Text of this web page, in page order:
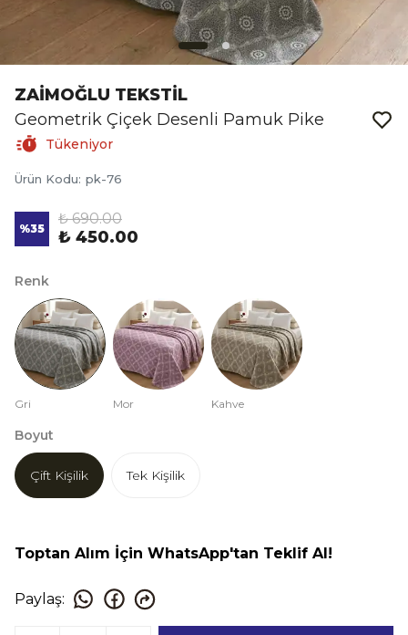
ZAİMOĞLU TEKSTİL
Geometrik Çiçek Desenli Pamuk Pike
Tükeniyor
Ürün Kodu: pk-76
%35
₺ 690.00
₺ 450.00
Renk
Gri Mor Kahve
Boyut
Çift Kişilik Tek Kişilik
Toptan Alım İçin WhatsApp'tan Teklif Al!
Paylaş: